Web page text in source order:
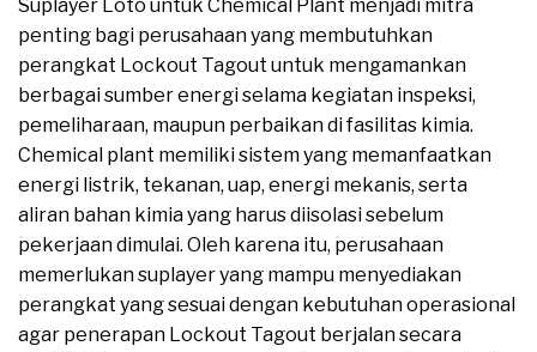
Suplayer Loto untuk Chemical Plant menjadi mitra
penting bagi perusahaan yang membutuhkan
perangkat Lockout Tagout untuk mengamankan
berbagai sumber energi selama kegiatan inspeksi,
pemeliharaan, maupun perbaikan di fasilitas kimia.
Chemical plant memiliki sistem yang memanfaatkan
energi listrik, tekanan, uap, energi mekanis, serta
aliran bahan kimia yang harus diisolasi sebelum
pekerjaan dimulai. Oleh karena itu, perusahaan
memerlukan suplayer yang mampu menyediakan
perangkat yang sesuai dengan kebutuhan operasional
agar penerapan Lockout Tagout berjalan secara